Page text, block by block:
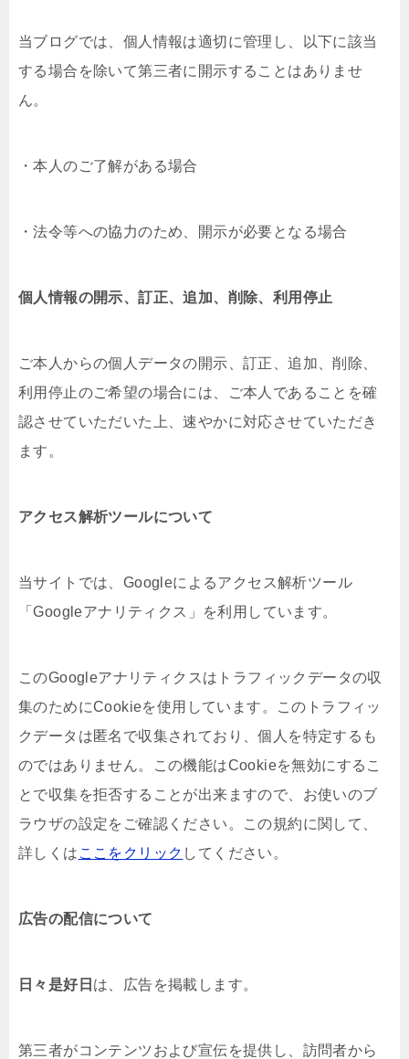
当ブログでは、個人情報は適切に管理し、以下に該当
する場合を除いて第三者に開示することはありませ
ん。
・本人のご了解がある場合
・法令等への協力のため、開示が必要となる場合
個人情報の開示、訂正、追加、削除、利用停止
ご本人からの個人データの開示、訂正、追加、削除、
利用停止のご希望の場合には、ご本人であることを確
認させていただいた上、速やかに対応させていただき
ます。
アクセス解析ツールについて
当サイトでは、Googleによるアクセス解析ツール
「Googleアナリティクス」を利用しています。
このGoogleアナリティクスはトラフィックデータの収
集のためにCookieを使用しています。このトラフィッ
クデータは匿名で収集されており、個人を特定するも
のではありません。この機能はCookieを無効にするこ
とで収集を拒否することが出来ますので、お使いのブ
ラウザの設定をご確認ください。この規約に関して、
詳しくは ここをクリック してください。
広告の配信について
日々是好日 は、広告を掲載します。
第三者がコンテンツおよび宣伝を提供し、訪問者から